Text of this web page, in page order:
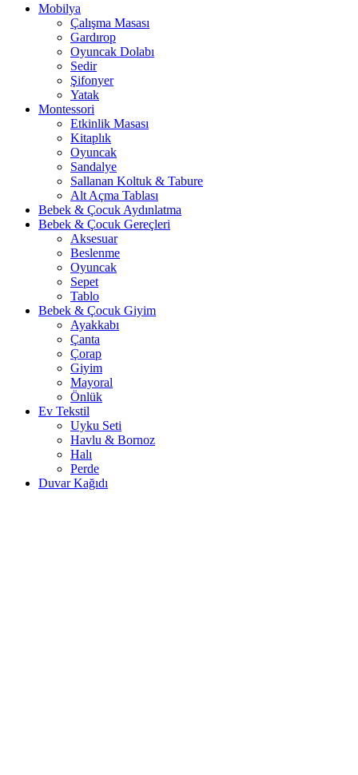
Mobilya
Çalışma Masası
Gardırop
⁠Oyuncak Dolabı
Sedir
Şifonyer
Yatak
Montessori
Etkinlik Masası
Kitaplık
Oyuncak
Sandalye
Sallanan Koltuk & Tabure
Alt Açma Tablası
Bebek & Çocuk Aydınlatma
Bebek & Çocuk Gereçleri
Aksesuar
Beslenme
Oyuncak
Sepet
Tablo
Bebek & Çocuk Giyim
Ayakkabı
Çanta
Çorap
Giyim
Mayoral
Önlük
Ev Tekstil
Uyku Seti
Havlu & Bornoz
Halı
Perde
Duvar Kağıdı